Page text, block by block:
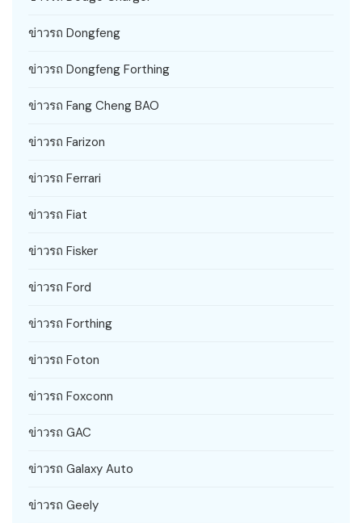
ข่าวรถ Dongfeng
ข่าวรถ Dongfeng Forthing
ข่าวรถ Fang Cheng BAO
ข่าวรถ Farizon
ข่าวรถ Ferrari
ข่าวรถ Fiat
ข่าวรถ Fisker
ข่าวรถ Ford
ข่าวรถ Forthing
ข่าวรถ Foton
ข่าวรถ Foxconn
ข่าวรถ GAC
ข่าวรถ Galaxy Auto
ข่าวรถ Geely